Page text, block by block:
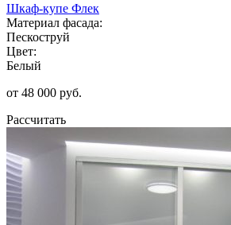
Шкаф-купе Флек
Материал фасада:
Пескоструй
Цвет:
Белый
от 48 000 руб.
Рассчитать